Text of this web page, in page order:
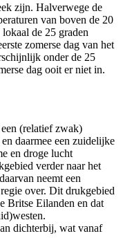
zijn. Halverwege de
van boven de 20
de 25 graden
zomerse dag van het
onder de 25
dag ooit er niet in.
(relatief zwak)
daarmee een zuidelijke
en droge lucht
verder naar het
neemt een
over. Dit drukgebied
Britse Eilanden en dat
dichterbij, wat vanaf